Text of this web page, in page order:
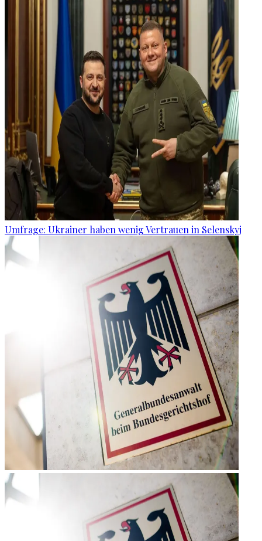
Umfrage: Ukrainer haben wenig Vertrauen in Selenskyj